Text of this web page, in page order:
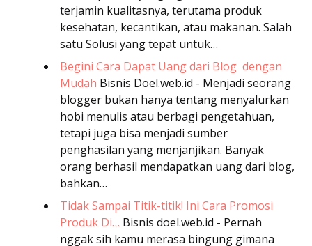
terjamin kualitasnya, terutama produk
kesehatan, kecantikan, atau makanan. Salah
satu Solusi yang tepat untuk…
Begini Cara Dapat Uang dari Blog dengan
Mudah Bisnis Doel.web.id - Menjadi seorang
blogger bukan hanya tentang menyalurkan
hobi menulis atau berbagi pengetahuan,
tetapi juga bisa menjadi sumber
penghasilan yang menjanjikan. Banyak
orang berhasil mendapatkan uang dari blog,
bahkan…
Tidak Sampai Titik-titik! Ini Cara Promosi
Produk Di… Bisnis doel.web.id - Pernah
nggak sih kamu merasa bingung gimana